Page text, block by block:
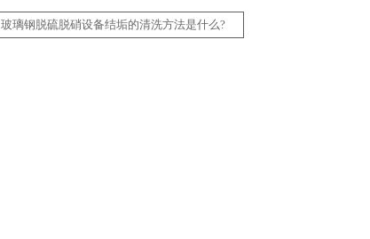
玻璃钢脱硫脱硝设备结垢的清洗方法是什么?